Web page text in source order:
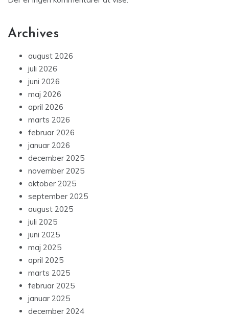
Archives
august 2026
juli 2026
juni 2026
maj 2026
april 2026
marts 2026
februar 2026
januar 2026
december 2025
november 2025
oktober 2025
september 2025
august 2025
juli 2025
juni 2025
maj 2025
april 2025
marts 2025
februar 2025
januar 2025
december 2024